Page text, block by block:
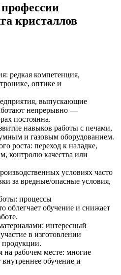
кристаллов
редкая компетенция,
оптике и
выпускающие
непрерывно —
постоянна.
навыков работы с печами,
и газовым оборудованием.
роста: переход к наладке,
контролю качества или
условиях часто
за вредные/опасные условия,
процессы
облегчает обучение и снижает
интересный
в изготовлении
продукции.
на рабочем месте: многие
обучение и